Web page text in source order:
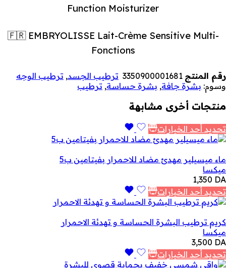
Function Moisturizer
🇫🇷 EMBRYOLISSE Lait-Crème Sensitive Multi-
Fonctions
رقم المنتج 3350900001681 ترطيب الجسد, ترطيب الوجه
وسوم: بشرة جافة, بشرة حساسة, ترطيب
منتجات أخرى مشابهة
تحديد أحد الخيارات
ماء ميسيلير مهدئ مضاد للاحمرار بفيتامين ب5
ميكسا
1,350 DA
تحديد أحد الخيارات
كريم ترطيب البشرة الحساسة و تهدئة الاحمرار
ميكسا
3,500 DA
تحديد أحد الخيارات